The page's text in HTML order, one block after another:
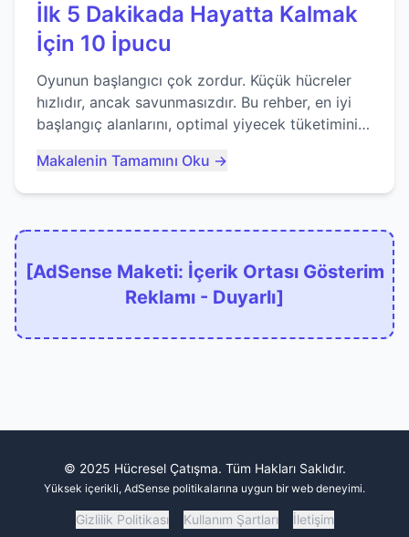
İlk 5 Dakikada Hayatta Kalmak
İçin 10 İpucu
Oyunun başlangıcı çok zordur. Küçük hücreler
hızlıdır, ancak savunmasızdır. Bu rehber, en iyi
başlangıç alanlarını, optimal yiyecek tüketimini
kaçınacağınızı anlatıyor...
Makalenin Tamamını Oku →
[AdSense Maketi: İçerik Ortası Gösterim
Reklamı - Duyarlı]
© 2025 Hücresel Çatışma. Tüm Hakları Saklıdır.
Yüksek içerikli, AdSense politikalarına uygun bir web deneyimi.
Gizlilik Politikası Kullanım Şartları İletişim